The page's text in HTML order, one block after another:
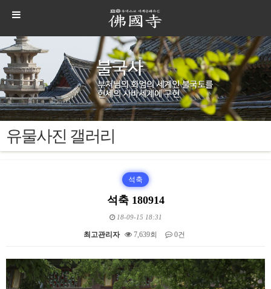
유물사진 갤러리
석축
석축 180914
18-09-15 18:31
최고관리자 7,639회 0건